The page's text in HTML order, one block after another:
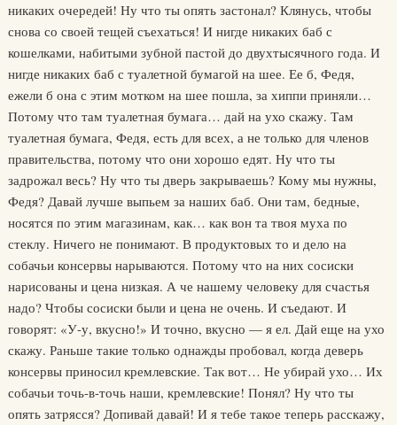
никаких очередей! Ну что ты опять застонал? Клянусь, чтобы
снова со своей тещей съехаться! И нигде никаких баб с
кошелками, набитыми зубной пастой до двухтысячного года. И
нигде никаких баб с туалетной бумагой на шее. Ее б, Федя,
ежели б она с этим мотком на шее пошла, за хиппи приняли…
Потому что там туалетная бумага… дай на ухо скажу. Там
туалетная бумага, Федя, есть для всех, а не только для членов
правительства, потому что они хорошо едят. Ну что ты
задрожал весь? Ну что ты дверь закрываешь? Кому мы нужны,
Федя? Давай лучше выпьем за наших баб. Они там, бедные,
носятся по этим магазинам, как… как вон та твоя муха по
стеклу. Ничего не понимают. В продуктовых то и дело на
собачьи консервы нарываются. Потому что на них сосиски
нарисованы и цена низкая. А че нашему человеку для счастья
надо? Чтобы сосиски были и цена не очень. И съедают. И
говорят: «У-у, вкусно!» И точно, вкусно — я ел. Дай еще на ухо
скажу. Раньше такие только однажды пробовал, когда деверь
консервы приносил кремлевские. Так вот… Не убирай ухо… Их
собачьи точь-в-точь наши, кремлевские! Понял? Ну что ты
опять затрясся? Допивай давай! И я тебе такое теперь расскажу,